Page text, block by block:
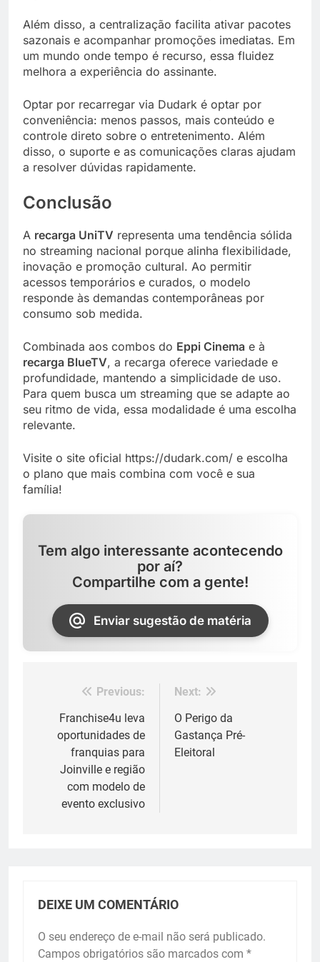
Além disso, a centralização facilita ativar pacotes
sazonais e acompanhar promoções imediatas. Em
um mundo onde tempo é recurso, essa fluidez
melhora a experiência do assinante.
Optar por recarregar via Dudark é optar por
conveniência: menos passos, mais conteúdo e
controle direto sobre o entretenimento. Além
disso, o suporte e as comunicações claras ajudam
a resolver dúvidas rapidamente.
Conclusão
A recarga UniTV representa uma tendência sólida
no streaming nacional porque alinha flexibilidade,
inovação e promoção cultural. Ao permitir
acessos temporários e curados, o modelo
responde às demandas contemporâneas por
consumo sob medida.
Combinada aos combos do Eppi Cinema e à
recarga BlueTV, a recarga oferece variedade e
profundidade, mantendo a simplicidade de uso.
Para quem busca um streaming que se adapte ao
seu ritmo de vida, essa modalidade é uma escolha
relevante.
Visite o site oficial https://dudark.com/ e escolha
o plano que mais combina com você e sua
família!
Tem algo interessante acontecendo
por aí?
Compartilhe com a gente!
Enviar sugestão de matéria
Navegação
Post
Previous:
Franchise4u leva
oportunidades de
franquias para
Joinville e região
com modelo de
evento exclusivo
Next:
O Perigo da
Gastança Pré-
Eleitoral
DEIXE UM COMENTÁRIO
O seu endereço de e-mail não será publicado.
Campos obrigatórios são marcados com *